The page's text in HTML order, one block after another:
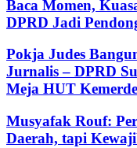
Baca Momen,
DPRD Jadi
Pokja Judes
Jurnalis – DPRD
Meja HUT
Musyafak Rouf:
Daerah, tapi